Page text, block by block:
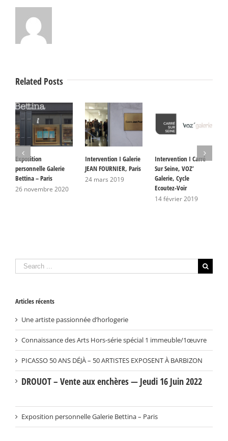
Related Posts
Exposition
personnelle Galerie
Bettina – Paris
26 novembre 2020
Intervention I Galerie
JEAN FOURNIER, Paris
24 mars 2019
Intervention I Carré
Sur Seine, VOZ’
Galerie, Cycle
Ecoutez-Voir
14 février 2019
Search
for:
Articles récents
Une artiste passionnée d’horlogerie
Connaissance des Arts Hors-série spécial 1 immeuble/1œuvre
PICASSO 50 ANS DÉJÀ – 50 ARTISTES EXPOSENT À BARBIZON
DROUOT – Vente aux enchères — Jeudi 16 Juin 2022
Exposition personnelle Galerie Bettina – Paris